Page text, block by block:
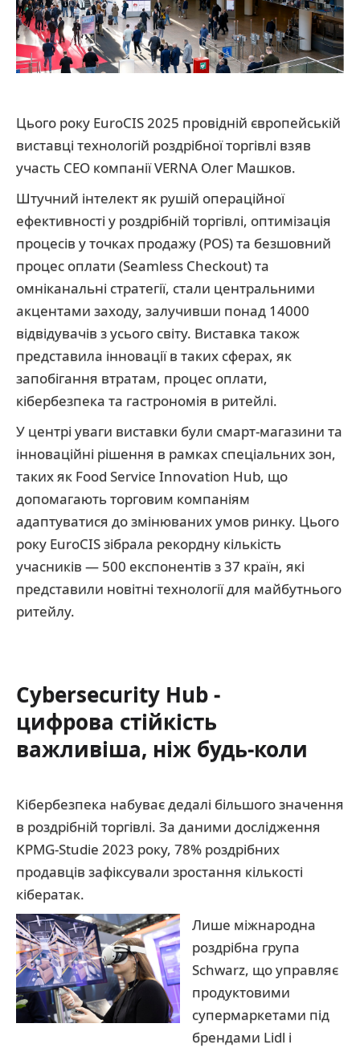
Цього року EuroCIS 2025 провідній європейській
виставці технологій роздрібної торгівлі взяв
участь CEO компанії VERNA Олег Машков.
Штучний інтелект як рушій операційної
ефективності у роздрібній торгівлі, оптимізація
процесів у точках продажу (POS) та безшовний
процес оплати (Seamless Checkout) та
омніканальні стратегії, стали центральними
акцентами заходу, залучивши понад 14000
відвідувачів з усього світу. Виставка також
представила інновації в таких сферах, як
запобігання втратам, процес оплати,
кібербезпека та гастрономія в ритейлі.
У центрі уваги виставки були смарт-магазини та
інноваційні рішення в рамках спеціальних зон,
таких як Food Service Innovation Hub, що
допомагають торговим компаніям
адаптуватися до змінюваних умов ринку. Цього
року EuroCIS зібрала рекордну кількість
учасників — 500 експонентів з 37 країн, які
представили новітні технології для майбутнього
ритейлу.
Cybersecurity Hub -
цифрова стійкість
важливіша, ніж будь-коли
Кібербезпека набуває дедалі більшого значення
в роздрібній торгівлі. За даними дослідження
KPMG-Studie 2023 року, 78% роздрібних
продавців зафіксували зростання кількості
кібератак.
Лише міжнародна
роздрібна група
Schwarz, що управляє
продуктовими
супермаркетами під
брендами Lidl і